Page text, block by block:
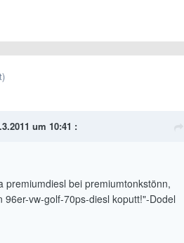
um 10:41 :
premiumdiesl bei premiumtonkstönn,
vw-golf-70ps-diesl koputt!"-Dodel